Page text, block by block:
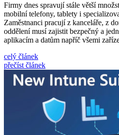
Firmy dnes spravují stále větší
mobilní telefony, tablety i
Zaměstnanci pracují z kanceláře, z
oddělení musí zajistit bezpečný a
aplikacím a datům napříč všemi
celý článek
přečíst článek